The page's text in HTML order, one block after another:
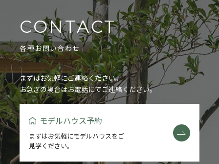
CONTACT
各種お問い合わせ
まずはお気軽にご連絡ください。
お急ぎの場合はお電話にてご連絡ください。
モデルハウス予約
まずはお気軽にモデルハウスをご
見学ください。